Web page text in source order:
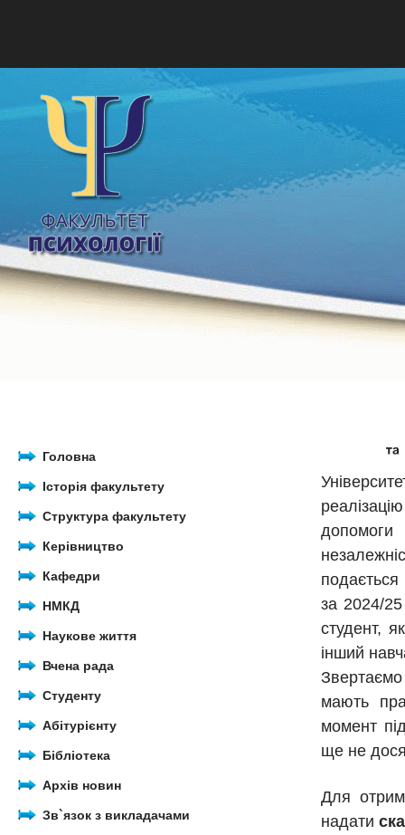
допомоги
подається
за 2024/
студент,
інший
мають
момент
ще не
Для
надати
Головна
Історія факультету
Структура факультету
Керівництво
Кафедри
НМКД
Наукове життя
Вчена рада
Студенту
Абітурієнту
Бібліотека
Архів новин
Зв`язок з викладачами